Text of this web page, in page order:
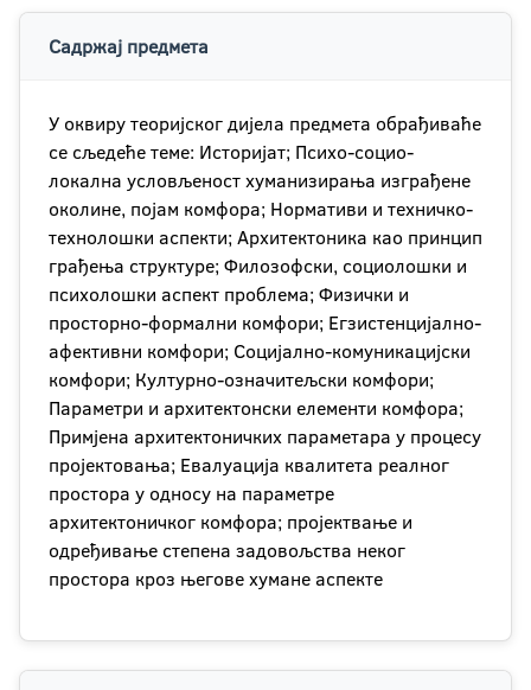
Садржај предмета
У оквиру теоријског дијела предмета обрађиваће
се сљедеће теме: Историјат; Психо-социо-
локална условљеност хуманизирања изграђене
околине, појам комфора; Нормативи и техничко‐
технолошки аспекти; Архитектоника као принцип
грађења структуре; Филозофски, социолошки и
психолошки аспект проблема; Физички и
просторно-формални комфори; Егзистенцијално-
афективни комфори; Социјално-комуникацијски
комфори; Културно-означитељски комфори;
Параметри и архитектонски елементи комфора;
Примјена архитектоничких параметара у процесу
пројектовања; Евалуација квалитета реалног
простора у односу на параметре
архитектоничког комфора; пројектвање и
одређивање степена задовољства неког
простора кроз његове хумане аспекте